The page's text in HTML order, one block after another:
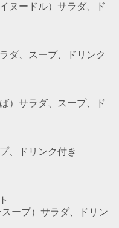
ヌードル） サラダ、ド
、スープ、ドリンク
サラダ、スープ、ド
ドリンク付き
）サラダ、ドリン